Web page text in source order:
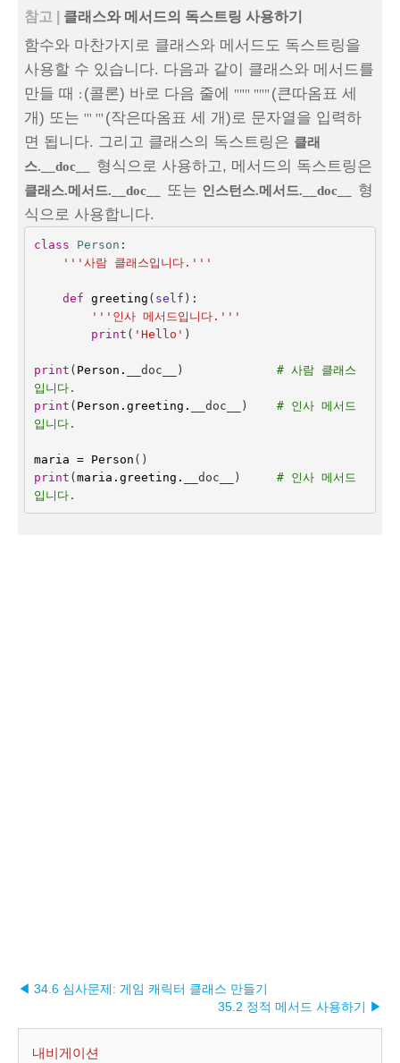
참고 | 클래스와 메서드의 독스트링 사용하기
함수와 마찬가지로 클래스와 메서드도 독스트링을
사용할 수 있습니다. 다음과 같이 클래스와 메서드를
만들 때 : (콜론) 바로 다음 줄에 """ """ (큰따옴표 세
개) 또는 ''' ''' (작은따옴표 세 개)로 문자열을 입력하
면 됩니다. 그리고 클래스의 독스트링은 클래
스.__doc__
형식으로 사용하고, 메서드의 독스트링은
클래스.메서드.__doc__ 또는 인스턴스.메서드.__doc__
형
식으로 사용합니다.
class Person :
'''사람 클래스입니다.'''
def greeting ( self ):
'''인사 메서드입니다.'''
print ( 'Hello' )
print ( Person . __doc__ )
# 사람 클래스
입니다.
print ( Person . greeting . __doc__ )
# 인사 메서드
입니다.
maria = Person ()
print ( maria . greeting . __doc__ )
# 인사 메서드
입니다.
◀ 34.6 심사문제: 게임 캐릭터 클래스 만들기
35.2 정적 메서드 사용하기 ▶︎
내비게이션